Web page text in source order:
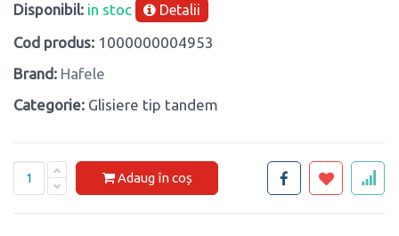
Disponibil: in stoc Detalii
Cod produs: 1000000004953
Brand: Hafele
Categorie: Glisiere tip tandem
Adaug în coș